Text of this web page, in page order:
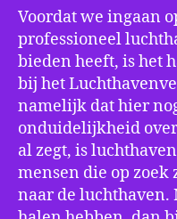
Voordat we ingaan
professioneel
bieden heeft, is het
bij het
namelijk dat hier
onduidelijkheid over
al zegt, is
mensen die op
naar de luchthaven.